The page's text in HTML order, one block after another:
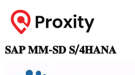
𝐒𝐀𝐏 𝐌𝐌-𝐒𝐃 𝐒/𝟒𝐇𝐀𝐍𝐀